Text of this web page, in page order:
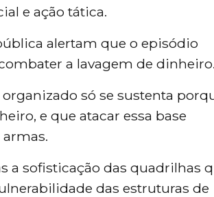
e ação tática.
alertam que o episódio
a lavagem de
só se sustenta
e que atacar essa base
a sofisticação das quadrilhas
das estruturas de